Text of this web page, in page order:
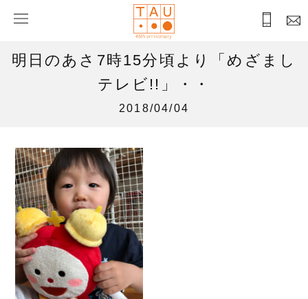
明日のあさ7時15分頃より「めざまし
テレビ!!」・・
2018/04/04